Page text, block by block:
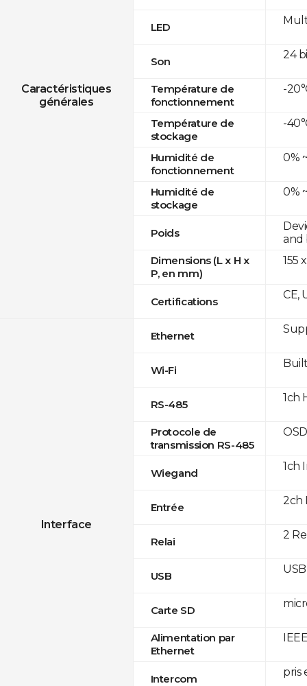
Caractéristiques
générales
LED
Son
Température de
fonctionnement
Température de
stockage
Humidité de
fonctionnement
Humidité de
stockage
Poids
Dimensions (L x H x
P, en mm)
Certifications
Interface
Ethernet
Wi-Fi
RS-485
Protocole de
transmission RS-485
Wiegand
Entrée
Relai
USB
Carte SD
Alimentation par
Ethernet
Intercom
24
-
-
0%
0%
and
155
CE,
1ch
1ch
2ch
2
pris